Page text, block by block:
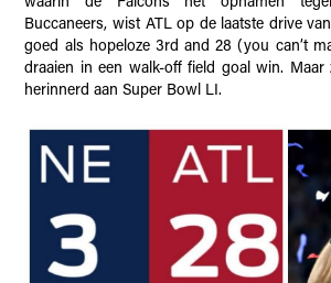
Buccaneers, wist ATL op de laatste drive
goed als hopeloze 3rd and 28 (you can’t
draaien in een walk-off field goal win. Maar
herinnerd aan Super Bowl LI.